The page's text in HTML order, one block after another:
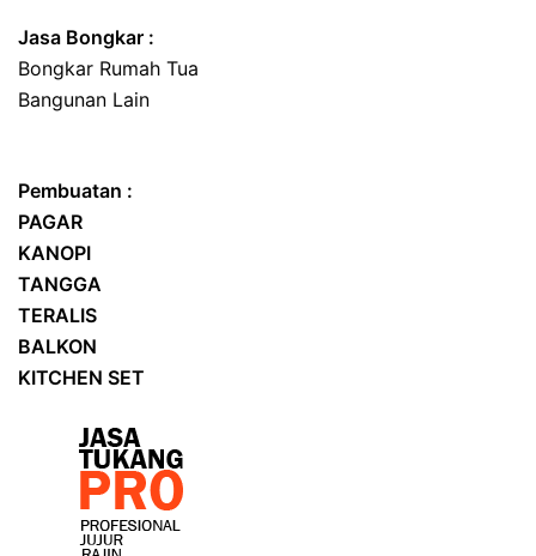
Jasa Bongkar :
Bongkar Rumah Tua
Bangunan Lain
Pembuatan :
PAGAR
KANOPI
TANGGA
TERALIS
BALKON
KITCHEN SET